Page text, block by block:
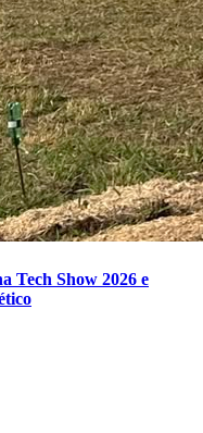
Tech Show 2026 e